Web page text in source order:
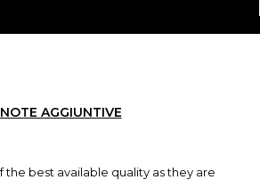
NOTE AGGIUNTIVE
the best available quality as they are